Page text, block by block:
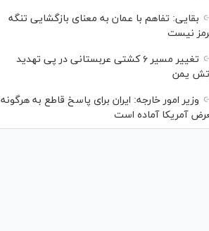
بقایی: تفاهم با عمان به معنای بازگشایی تنگه
نیست
تغییر مسیر ۶ کشتی عربستانی در پی تهدید
یمن
وزیر امور خارجه: ایران برای پاسخ قاطع به هرگونه
آمریکا آماده است